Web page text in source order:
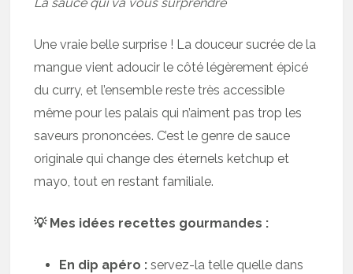
Une vraie belle surprise ! La douceur sucrée de la
mangue vient adoucir le côté légèrement épicé
du curry, et l’ensemble reste très accessible
même pour les palais qui n’aiment pas trop les
saveurs prononcées. C’est le genre de sauce
originale qui change des éternels ketchup et
mayo, tout en restant familiale.
💡 Mes idées recettes gourmandes :
En dip apéro : servez-la telle quelle dans